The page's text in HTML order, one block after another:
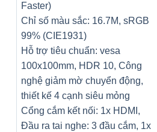
Faster)
Chỉ số màu sắc: 16.7M, sRGB
99% (CIE1931)
Hỗ trợ tiêu chuẩn: vesa
100x100mm, HDR 10, Công
nghệ giảm mờ chuyển động,
thiết kế 4 cạnh siêu mỏng
Cổng cắm kết nối: 1x HDMI,
Đầu ra tai nghe: 3 đầu cắm, 1x